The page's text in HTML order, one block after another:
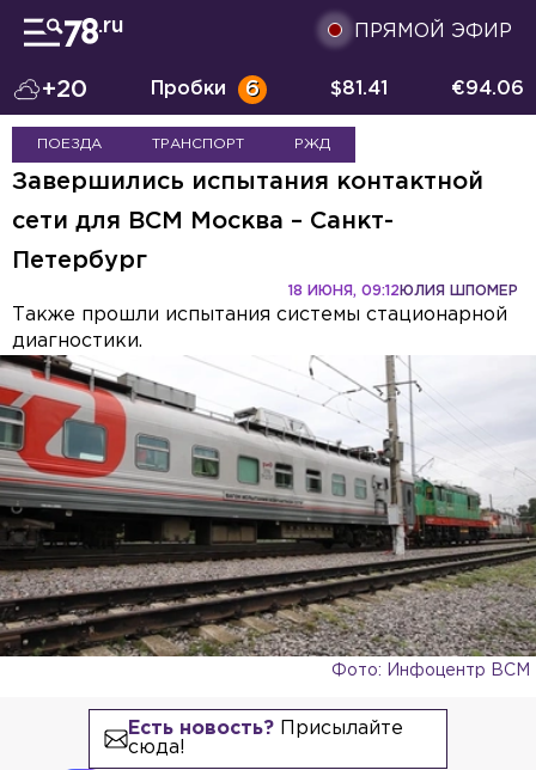
ПРЯМОЙ ЭФИР
+20 Пробки 6 $81.41 €94.06
ПОЕЗДА ТРАНСПОРТ РЖД
Завершились испытания контактной
сети для ВСМ Москва – Санкт-
Петербург
ЮЛИЯ ШПОМЕР
18 ИЮНЯ, 09:12
Также прошли испытания системы стационарной
диагностики.
Фото: Инфоцентр ВСМ
Есть новость?Присылайте
сюда!